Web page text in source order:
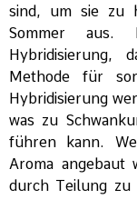
sind, um sie zu
Sommer aus.
Hybridisierung,
Methode für
Hybridisierung
was zu
führen kann.
Aroma angebaut
durch Teilung zu